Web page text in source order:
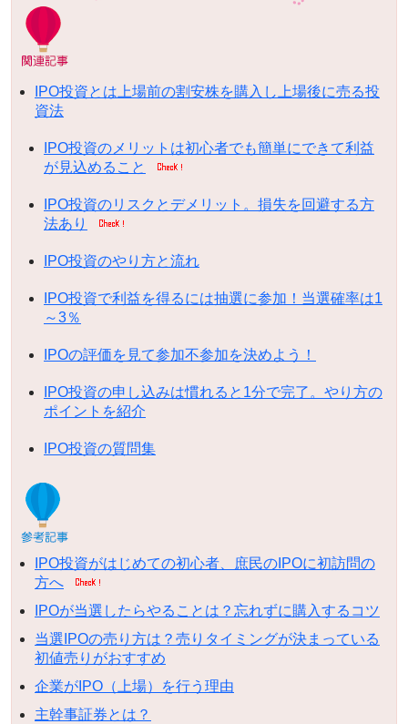
IPO投資とは上場前の割安株を購入し上場後に売る投
資法
IPO投資のメリットは初心者でも簡単にできて利益
が見込めること
IPO投資のリスクとデメリット。損失を回避する方
法あり
IPO投資のやり方と流れ
IPO投資で利益を得るには抽選に参加！当選確率は1
～3％
IPOの評価を見て参加不参加を決めよう！
IPO投資の申し込みは慣れると1分で完了。やり方の
ポイントを紹介
IPO投資の質問集
IPO投資がはじめての初心者、庶民のIPOに初訪問の
方へ
IPOが当選したらやることは？忘れずに購入するコツ
当選IPOの売り方は？売りタイミングが決まっている
初値売りがおすすめ
企業がIPO（上場）を行う理由
主幹事証券とは？